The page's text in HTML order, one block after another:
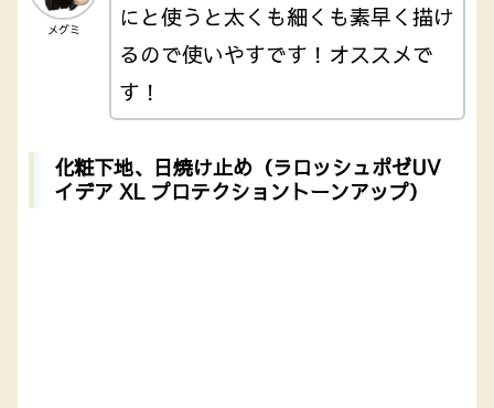
メグミ
にと使うと太くも細くも素早く描け
るので使いやすです！オススメで
す！
化粧下地、日焼け止め（ラロッシュポゼUV
イデア XL プロテクショントーンアップ）